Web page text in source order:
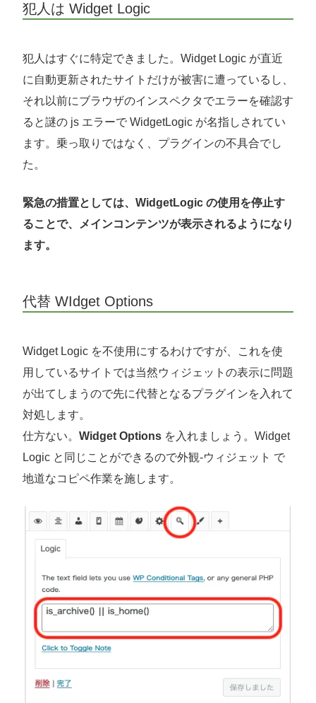
犯人は Widget Logic
犯人はすぐに特定できました。Widget Logic が直近
に自動更新されたサイトだけが被害に遭っているし、
それ以前にブラウザのインスペクタでエラーを確認す
ると謎の js エラーで WidgetLogic が名指しされてい
ます。乗っ取りではなく、プラグインの不具合でし
た。
緊急の措置としては、WidgetLogic の使用を停止す
ることで、メインコンテンツが表示されるようになり
ます。
代替 WIdget Options
Widget Logic を不使用にするわけですが、これを使
用しているサイトでは当然ウィジェットの表示に問題
が出てしまうので先に代替となるプラグインを入れて
対処します。
仕方ない。 Widget Options を入れましょう。Widget
Logic と同じことができるので外観-ウィジェット で
地道なコピペ作業を施します。